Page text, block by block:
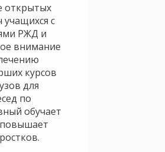
открытых
учащихся с
РЖД и
внимание
курсов
для
по
обучает